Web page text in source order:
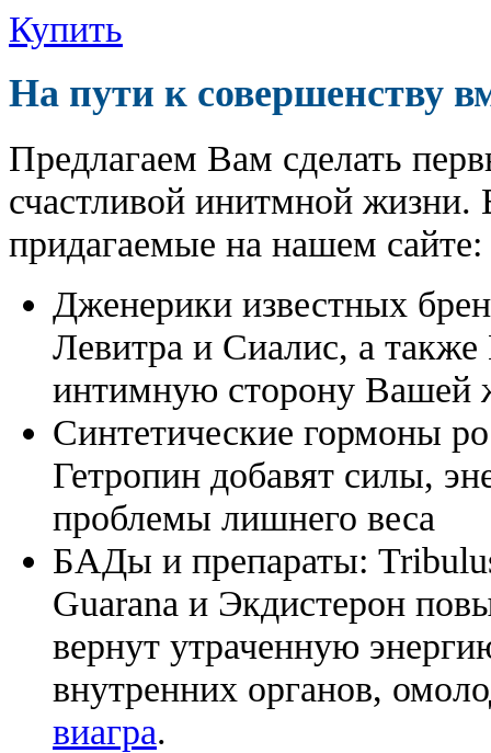
Купить
На пути к совершенству
Предлагаем Вам сделать
счастливой инитмной жизни.
придагаемые на нашем сайте:
Дженерики известных
Левитра и Сиалис, а
интимную сторону Вашей
Синтетические гормоны
Гетропин добавят силы,
проблемы лишнего веса
БАДы и препараты:
Guarana и Экдистерон
вернут утраченную
внутренних органов,
виагра.